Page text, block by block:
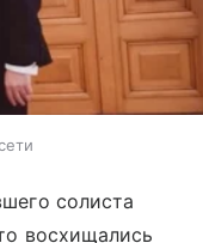
солиста
восхищались